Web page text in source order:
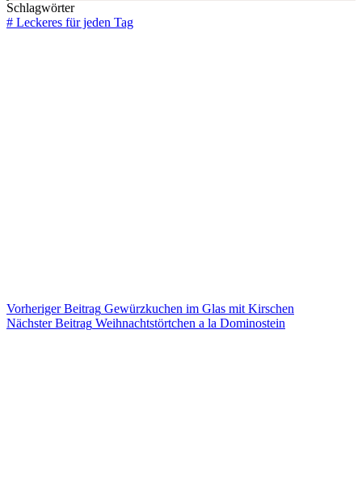
Schlagwörter
# Leckeres für jeden Tag
VorherigerBeitrag Gewürzkuchen im Glas mit Kirschen
NächsterBeitrag Weihnachtstörtchen a la Dominostein